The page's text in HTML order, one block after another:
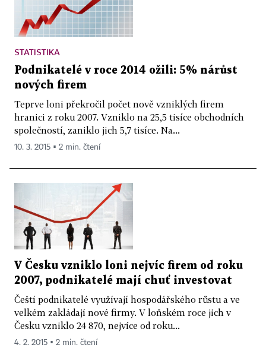
STATISTIKA
Podnikatelé v roce 2014 ožili: 5% nárůst
nových firem
Teprve loni překročil počet nově vzniklých firem
hranici z roku 2007. Vzniklo na 25,5 tisíce obchodních
společností, zaniklo jich 5,7 tisíce. Na...
10. 3. 2015 ▪ 2 min. čtení
V Česku vzniklo loni nejvíc firem od roku
2007, podnikatelé mají chuť investovat
Čeští podnikatelé využívají hospodářského růstu a ve
velkém zakládají nové firmy. V loňském roce jich v
Česku vzniklo 24 870, nejvíce od roku...
4. 2. 2015 ▪ 2 min. čtení